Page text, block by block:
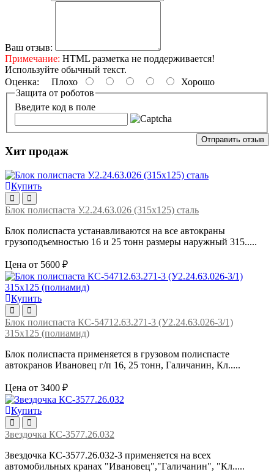
Ваш отзыв:
Примечание: HTML разметка не поддерживается!
Используйте обычный текст.
Оценка: Плохо
Хорошо
Защита от роботов
Введите код в поле
Отправить отзыв
Хит продаж
Купить
Блок полиспаста У.2.24.63.026 (315х125) сталь
Блок полиспаста устанавливаются на все автокраны
грузоподъемностью 16 и 25 тонн размеры наружный 315.....
Цена от 5600 ₽
Купить
Блок полиспаста КС-54712.63.271-3 (У2.24.63.026-3/1)
315х125 (полиамид)
Блок полиспаста применяется в грузовом полиспасте
автокранов Ивановец г/п 16, 25 тонн, Галичанин, Кл.....
Цена от 3400 ₽
Купить
Звездочка КС-3577.26.032
Звездочка КС-3577.26.032-3 применяется на всех
автомобильных кранах "Ивановец","Галичанин", "Кл.....